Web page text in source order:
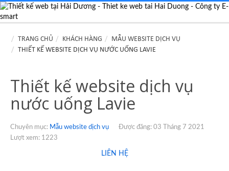
TRANG CHỦ KHÁCH HÀNG
MẪU WEBSITE DỊCH VỤ
THIẾT KẾ WEBSITE DỊCH VỤ NƯỚC UỐNG LAVIE
Thiết kế website dịch vụ
nước uống Lavie
Chuyên mục: Mẫu website dịch vụ
Được đăng: 03 Tháng 7 2021
Lượt xem: 1223
LIÊN HỆ